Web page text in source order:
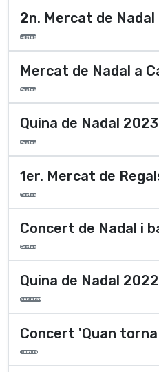
2n. Mercat de Nadal
Festes
Mercat de Nadal a
Festes
Quina de Nadal 2023
Festes
1er. Mercat de
Festes
Concert de Nadal i
Festes
Quina de Nadal 2022
Societat
Concert 'Quan
Cultura